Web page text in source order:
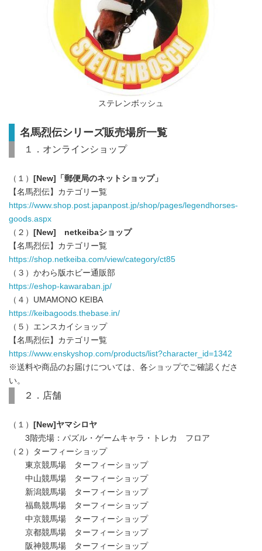
ステレンボッシュ
名馬烈伝シリーズ販売場所一覧
１．オンラインショップ
（１）
[New]「郵便局のネットショップ」
【名馬烈伝】カテゴリー覧
https://www.shop.post.japanpost.jp/shop/pages/legendhorses-
goods.aspx
（２）
[New]
netkeibaショップ
【名馬烈伝】カテゴリー覧
https://shop.netkeiba.com/view/category/ct85
（３）かわら版ホビー通販部
https://eshop-kawaraban.jp/
（４）UMAMONO KEIBA
https://keibagoods.thebase.in/
（５）エンスカイショップ
【名馬烈伝】カテゴリー覧
https://www.enskyshop.com/products/list?character_id=1342
※送料や商品のお届けについては、各ショップでご確認くださ
い。
２．店舗
（１）
[New]ヤマシロヤ
3階売場：パズル・ゲームキャラ・トレカ フロア
（２）ターフィーショップ
東京競馬場 ターフィーショップ
中山競馬場 ターフィーショップ
新潟競馬場 ターフィーショップ
福島競馬場 ターフィーショップ
中京競馬場 ターフィーショップ
京都競馬場 ターフィーショップ
阪神競馬場 ターフィーショップ